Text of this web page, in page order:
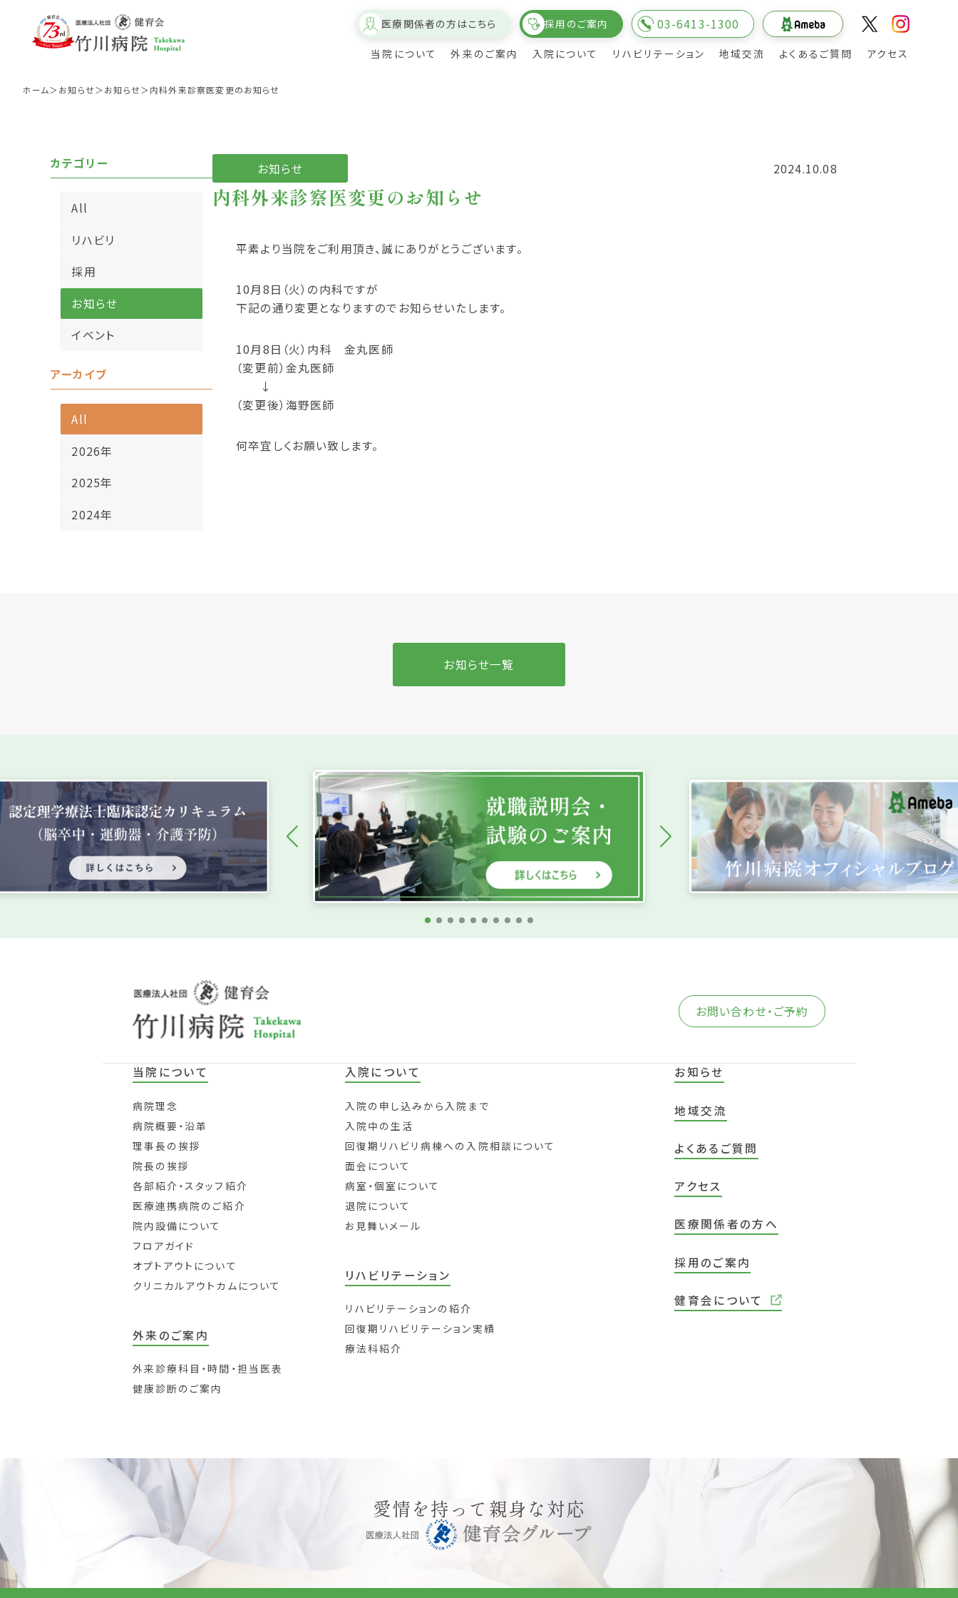
医療関係者の方はこちら 採用のご案内 03-6413-1300
当院について
各部紹介・スタッフ紹介
フロアガイド
クリニカルアウトカムについて
外来のご案内 入院について リハビリテーション 地域交流 よくあるご質問 アクセス
ホーム お知らせ お知らせ 内科外来診察医変更のお知らせ
カテゴリー
All
リハビリ
採用
お知らせ
イベント
アーカイブ
All
2026年
2025年
2024年
お知らせ 2024.10.08
内科外来診察医変更のお知らせ
平素より当院をご利用頂き、誠にありがとうございます。
10月8日（火）の内科ですが
下記の通り変更となりますのでお知らせいたします。
10月8日（火）内科 金丸医師
（変更前）金丸医師
↓
（変更後）海野医師
何卒宜しくお願い致します。
お知らせ一覧
お問い合わせ・ご予約
当院について
病院理念
病院概要・沿革
理事長の挨拶
院長の挨拶
各部紹介・スタッフ紹介
医療連携病院のご紹介
院内設備について
フロアガイド
オプトアウトについて
クリニカルアウトカムについて
外来のご案内
外来診療科目・時間・担当医表
健康診断のご案内
入院について
入院の申し込みから入院まで
入院中の生活
回復期リハビリ病棟への入院相談について
面会について
病室・個室について
退院について
お見舞いメール
リハビリテーション
リハビリテーションの紹介
回復期リハビリテーション実績
療法科紹介
お知らせ
地域交流
よくあるご質問
アクセス
医療関係者の方へ
採用のご案内
健育会について
愛情を持って親身な対応